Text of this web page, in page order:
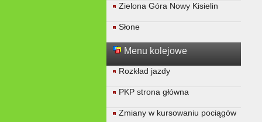
Zielona Góra Nowy Kisielin
Słone
Menu kolejowe
Rozkład jazdy
PKP strona główna
Zmiany w kursowaniu pociągów